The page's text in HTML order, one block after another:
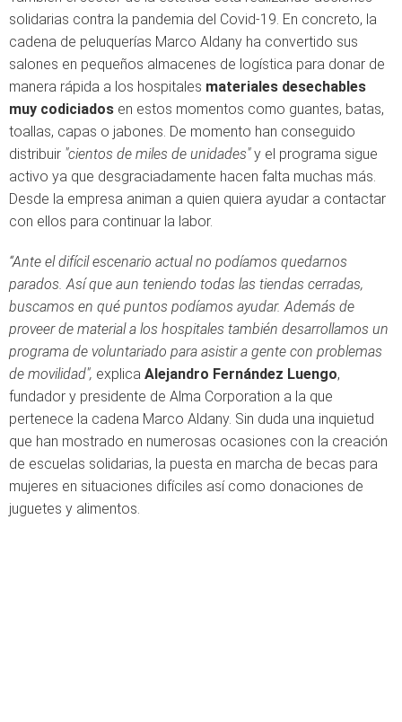
solidarias contra la pandemia del Covid-19. En concreto, la
cadena de peluquerías Marco Aldany ha convertido sus
salones en pequeños almacenes de logística para donar de
manera rápida a los hospitales materiales desechables
muy codiciados en estos momentos como guantes, batas,
toallas, capas o jabones. De momento han conseguido
distribuir "cientos de miles de unidades"y el programa sigue
activo ya que desgraciadamente hacen falta muchas más.
Desde la empresa animan a quien quiera ayudar a contactar
con ellos para continuar la labor.
“Ante el difícil escenario actual no podíamos quedarnos
parados. Así que aun teniendo todas las tiendas cerradas,
buscamos en qué puntos podíamos ayudar. Además de
proveer de material a los hospitales también desarrollamos un
programa de voluntariado para asistir a gente con problemas
de movilidad", explica Alejandro Fernández Luengo,
fundador y presidente de Alma Corporation a la que
pertenece la cadena Marco Aldany. Sin duda una inquietud
que han mostrado en numerosas ocasiones con la creación
de escuelas solidarias, la puesta en marcha de becas para
mujeres en situaciones difíciles así como donaciones de
juguetes y alimentos.